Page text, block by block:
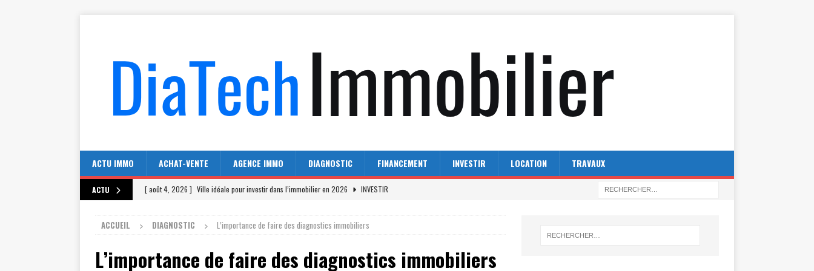
ACTU IMMO ACHAT-VENTE AGENCE IMMO DIAGNOSTIC FINANCEMENT INVESTIR LOCATION TRAVAUX
ACTU [ août 4, 2026 ] Ville idéale pour investir dans l’immobilier en 2026
INVESTIR
[ juillet 27, 2026 ]
Combien de McDonald’s en France : analyse du parc immobilier
[ juillet 23, 2026 ]
Combien de McDo dans le monde possèdent leurs locaux
ACTU IMMO
ACCUEIL DIAGNOSTIC L’importance de faire des diagnostics immobiliers
L’importance de faire des diagnostics immobiliers